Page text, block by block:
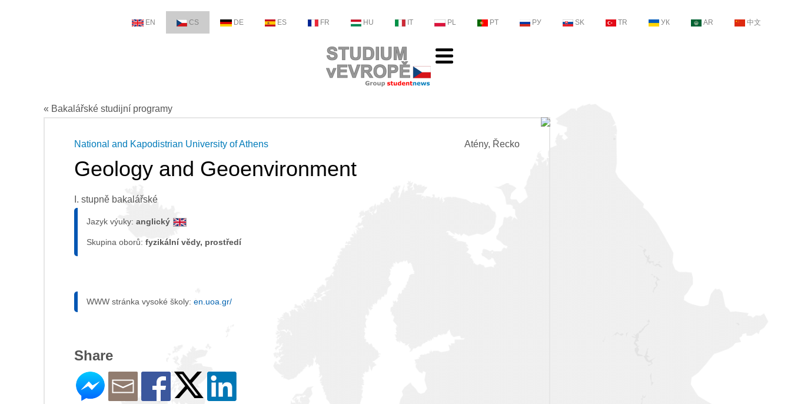
EN CS DE ES FR HU IT PL PT РУ SK TR УК AR 中文
« Bakalářské studijní programy
Atény, Řecko
National and Kapodistrian University of Athens
Geology and Geoenvironment
I. stupně bakalářské
Jazyk výuky: anglický
Skupina oborů: fyzikální vědy, prostředí
WWW stránka vysoké školy: en.uoa.gr/
Share